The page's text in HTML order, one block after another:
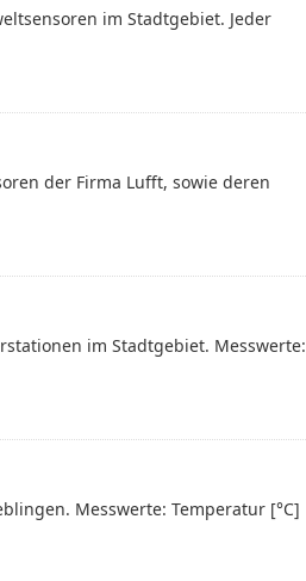
im Stadtgebiet. Jeder
der Firma Lufft, sowie deren
im Stadtgebiet. Messwerte:
Messwerte: Temperatur [°C]